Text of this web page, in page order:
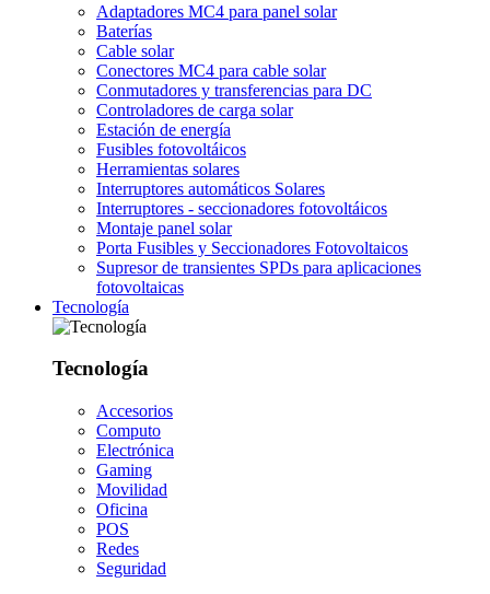
Adaptadores MC4 para panel solar
Baterías
Cable solar
Conectores MC4 para cable solar
Conmutadores y transferencias para DC
Controladores de carga solar
Estación de energía
Fusibles fotovoltáicos
Herramientas solares
Interruptores automáticos Solares
Interruptores - seccionadores fotovoltáicos
Montaje panel solar
Porta Fusibles y Seccionadores Fotovoltaicos
Supresor de transientes SPDs para aplicaciones
fotovoltaicas
Tecnología
Tecnología
Accesorios
Computo
Electrónica
Gaming
Movilidad
Oficina
POS
Redes
Seguridad